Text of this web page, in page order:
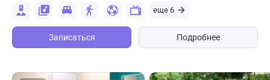
еще 6
Записаться Подробнее